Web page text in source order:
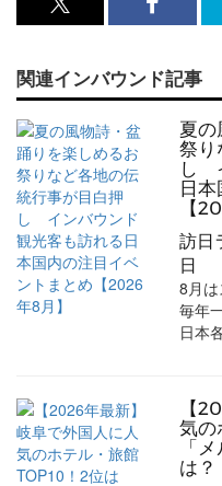
x<br>
記
事
を
シ
ェ
ア
す
る
記
関連インバウンド記事
夏の
祭り
し
日
【
訪日
日
8月は
毎年
日本
【
気の
「
は？